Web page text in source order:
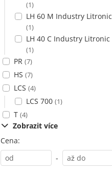
(1)
LH 60 M Industry Litronic
(1)
LH 40 C Industry Litronic
(1)
PR (7)
HS (7)
LCS (4)
LCS 700 (1)
T (4)
Zobrazit více
Cena:
-